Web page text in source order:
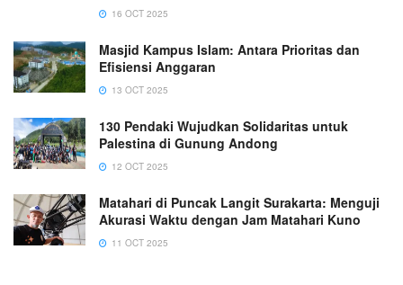
16 OCT 2025
Masjid Kampus Islam: Antara Prioritas dan
Efisiensi Anggaran
13 OCT 2025
130 Pendaki Wujudkan Solidaritas untuk
Palestina di Gunung Andong
12 OCT 2025
Matahari di Puncak Langit Surakarta: Menguji
Akurasi Waktu dengan Jam Matahari Kuno
11 OCT 2025